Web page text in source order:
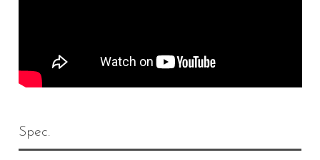
Spec.